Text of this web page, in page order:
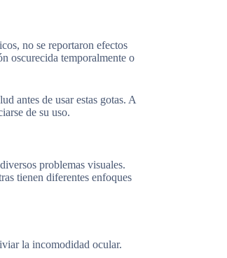
no se reportaron efectos
oscurecida temporalmente o
antes de usar estas gotas. A
de su uso.
problemas visuales.
tienen diferentes enfoques
la incomodidad ocular.